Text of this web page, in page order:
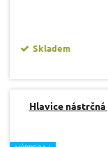
Skladem
Hlavice nástrčná